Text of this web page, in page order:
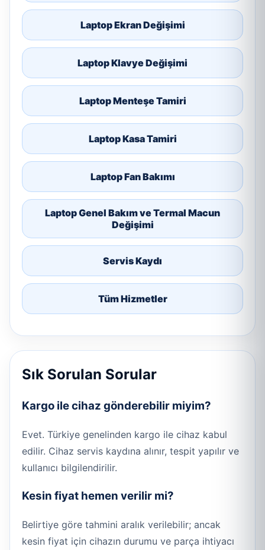
Laptop Ekran Değişimi
Laptop Klavye Değişimi
Laptop Menteşe Tamiri
Laptop Kasa Tamiri
Laptop Fan Bakımı
Laptop Genel Bakım ve Termal Macun
Değişimi
Servis Kaydı
Tüm Hizmetler
Sık Sorulan Sorular
Kargo ile cihaz gönderebilir miyim?
Evet. Türkiye genelinden kargo ile cihaz kabul
edilir. Cihaz servis kaydına alınır, tespit yapılır ve
kullanıcı bilgilendirilir.
Kesin fiyat hemen verilir mi?
Belirtiye göre tahmini aralık verilebilir; ancak
kesin fiyat için cihazın durumu ve parça ihtiyacı